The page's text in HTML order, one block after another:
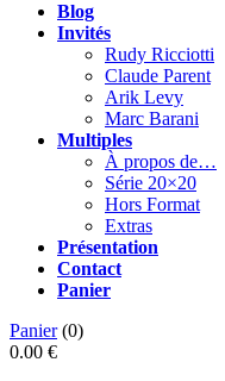
Blog
Invités
Rudy Ricciotti
Claude Parent
Arik Levy
Marc Barani
Multiples
À propos de…
Série 20×20
Hors Format
Extras
Présentation
Contact
Panier
Panier (0)
0.00 €